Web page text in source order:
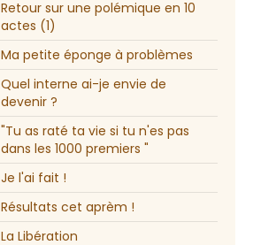
Retour sur une polémique en 10
actes (1)
Ma petite éponge à problèmes
Quel interne ai-je envie de
devenir ?
"Tu as raté ta vie si tu n'es pas
dans les 1000 premiers "
Je l'ai fait !
Résultats cet aprèm !
La Libération